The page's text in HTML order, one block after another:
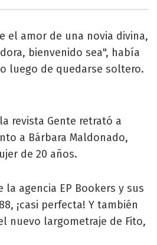
el amor de una novia divina,
bienvenido sea", había
luego de quedarse soltero.
revista Gente retrató a
a Bárbara Maldonado,
de 20 años.
la agencia EP Bookers y sus
¡casi perfecta! Y también
nuevo largometraje de Fito,